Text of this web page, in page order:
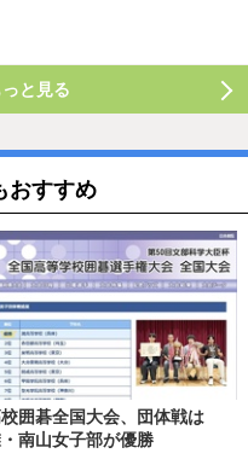
と見る
おすすめ
囲碁全国大会、団体戦は
南山女子部が優勝